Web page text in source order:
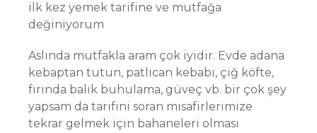
ilk kez yemek tarifine ve mutfağa
değiniyorum
Aslında mutfakla aram çok iyidir. Evde adana
kebaptan tutun, patlıcan kebabı, çiğ köfte,
fırında balık buhulama, güveç vb. bir çok şey
yapsam da tarifini soran misafirlerimize
tekrar gelmek için bahaneleri olması